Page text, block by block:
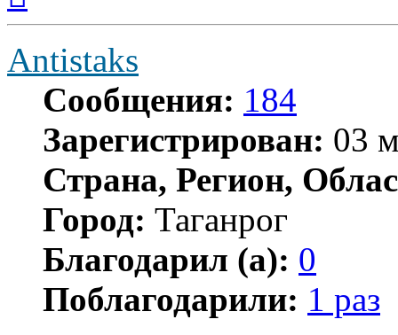
началу
Antistaks
Сообщения: 184
Зарегистрирован: 03
Страна, Регион,
Город: Таганрог
Благодарил (а): 0
Поблагодарили: 1 раз